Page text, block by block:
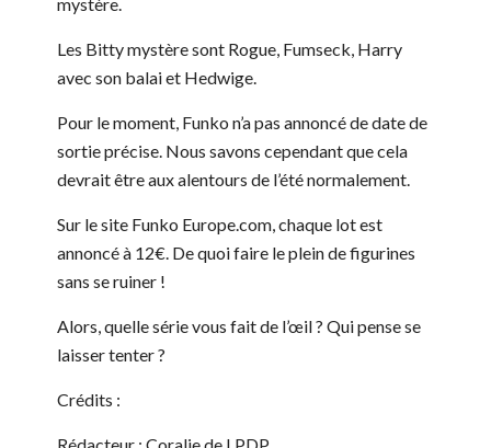
Les Bitty mystère sont Rogue, Fumseck, Harry
avec son balai et Hedwige.
Pour le moment, Funko n’a pas annoncé de date de
sortie précise. Nous savons cependant que cela
devrait être aux alentours de l’été normalement.
Sur le site Funko Europe.com, chaque lot est
annoncé à 12€. De quoi faire le plein de figurines
sans se ruiner !
Alors, quelle série vous fait de l’œil ? Qui pense se
laisser tenter ?
Crédits :